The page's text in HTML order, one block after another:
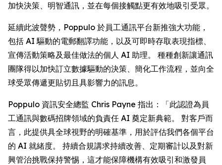
加快決策、明智通訊，並在每個接觸點更有效地吸引受眾。
延續此波聲勢，Poppulo 於員工通訊平台新推強大功能，
包括 AI 驅動的電郵翻譯功能，以及可即時存取表現指標、
宣傳活動策略及最佳做法的個人 AI 助理。 種種創新讓通訊
團隊得以加快訂立數據驅動的決策、簡化工作流程，並向全
球受眾傳遞更貼切且具影響力的訊息。
Poppulo 資訊安全總監 Chris Payne 指出：「此認證為員
工通訊與數碼招牌領域的負責任 AI 奠定新典範。 對客戶而
言，此提供具全球視野的明確基準，用於評估我們各個平台
的 AI 就緒度。 持續合規講求持續改善、定期審計以及對新
興管治挑戰保持警惕，這才能保障機構有效吸引和激發員